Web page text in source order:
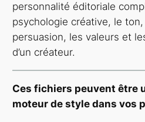
personnalité éditoriale
psychologie créative, le
persuasion, les valeurs et
d’un créateur.
Ces fichiers peuvent être
moteur de style dans vos